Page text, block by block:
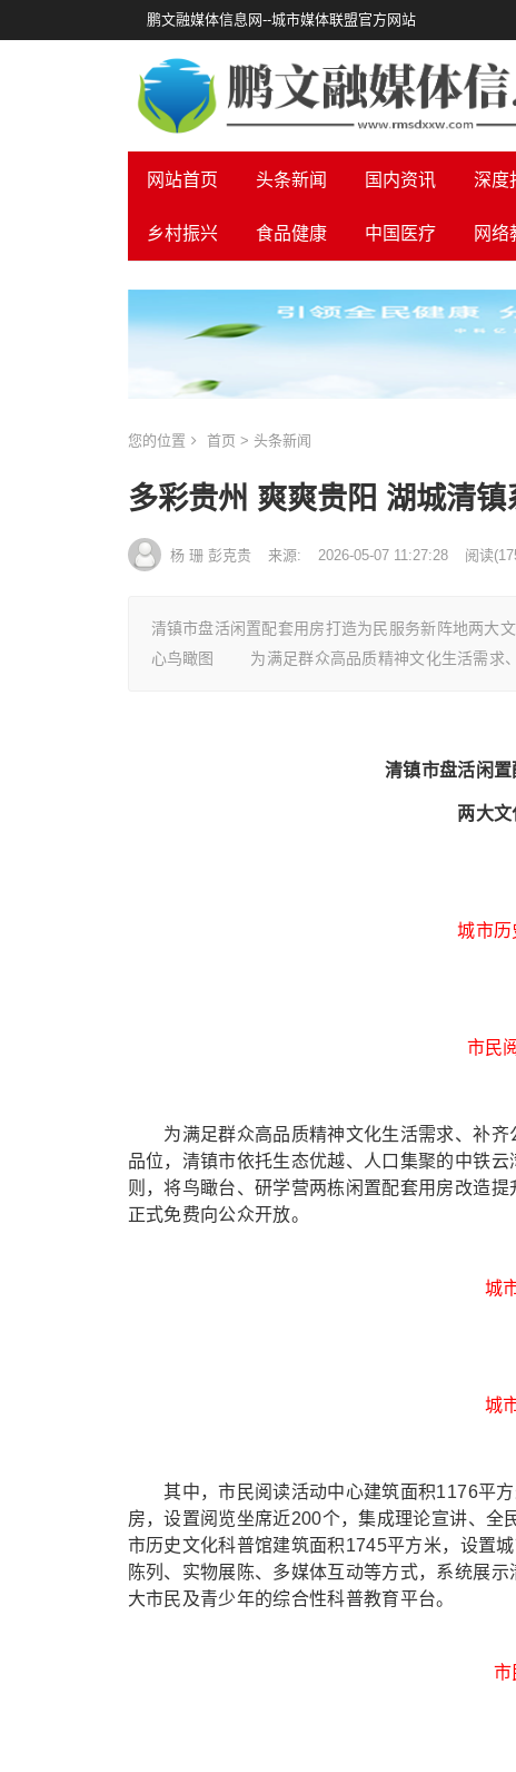
鹏文融媒体信息网--城市媒体联盟官方网站
网站首页 头条新闻 国内资讯 深度
乡村振兴 食品健康 中国医疗 网络
您的位置 首页 > 头条新闻
多彩贵州 爽爽贵阳 湖城清镇
杨 珊 彭克贵 来源: 2026-05-07 11:27:28 阅读(
清镇市盘活闲置配套用房打造为民服务新阵地两大
心鸟瞰图 为满足群众高品质精神文化生活需求
清镇市盘活闲
两大
城市历
市民
为满足群众高品质精神文化生活需求、补齐
品位，清镇市依托生态优越、人口集聚的中铁
则，将鸟瞰台、研学营两栋闲置配套用房改造
正式免费向公众开放。
城
城
其中，市民阅读活动中心建筑面积1176平方
房，设置阅览坐席近200个，集成理论宣讲、
市历史文化科普馆建筑面积1745平方米，设置
陈列、实物展陈、多媒体互动等方式，系统展
大市民及青少年的综合性科普教育平台。
市